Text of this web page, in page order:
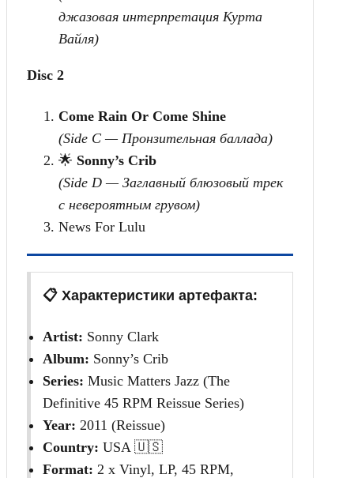
джазовая интерпретация Курта
Вайля)
Disc 2
Come Rain Or Come Shine
(Side C — Пронзительная баллада)
🌟 Sonny’s Crib
(Side D — Заглавный блюзовый трек
с невероятным грувом)
News For Lulu
📋 Характеристики артефакта:
Artist: Sonny Clark
Album: Sonny’s Crib
Series: Music Matters Jazz (The
Definitive 45 RPM Reissue Series)
Year: 2011 (Reissue)
Country: USA 🇺🇸
Format: 2 x Vinyl, LP, 45 RPM,